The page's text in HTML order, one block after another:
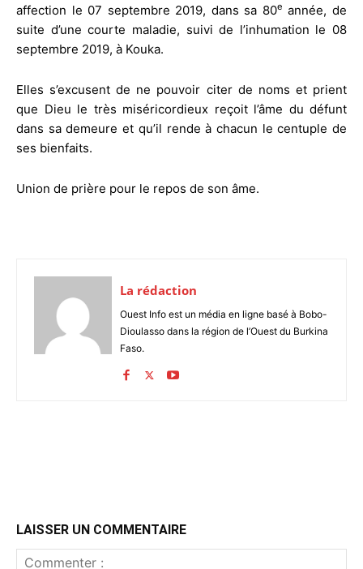
affection le 07 septembre 2019, dans sa 80e année, de
suite d’une courte maladie, suivi de l’inhumation le 08
septembre 2019, à Kouka.
Elles s’excusent de ne pouvoir citer de noms et prient
que Dieu le très miséricordieux reçoit l’âme du défunt
dans sa demeure et qu’il rende à chacun le centuple de
ses bienfaits.
Union de prière pour le repos de son âme.
La rédaction
Ouest Info est un média en ligne basé à Bobo-
Dioulasso dans la région de l’Ouest du Burkina
Faso.
LAISSER UN COMMENTAIRE